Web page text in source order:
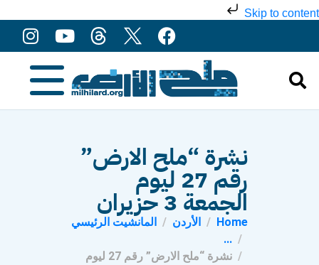
Skip to content
نشرة “ملح الارض”
رقم 27 ليوم
الجمعة 3 حزيران
Home الأردن
المانشيت الرئيسي
...
نشرة “ملح الارض” رقم 27 ليوم